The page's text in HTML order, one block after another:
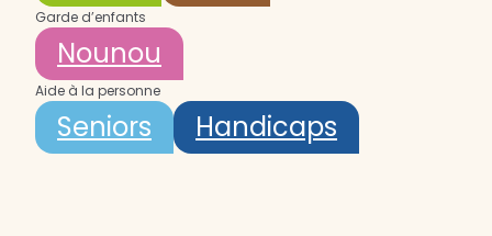
Garde d’enfants
Nounou
Aide à la personne
Seniors Handicaps